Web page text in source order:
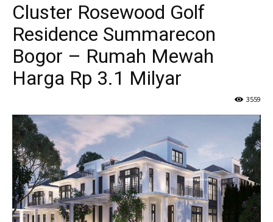
Cluster Rosewood Golf
Residence Summarecon
Bogor – Rumah Mewah
Harga Rp 3.1 Milyar
3559